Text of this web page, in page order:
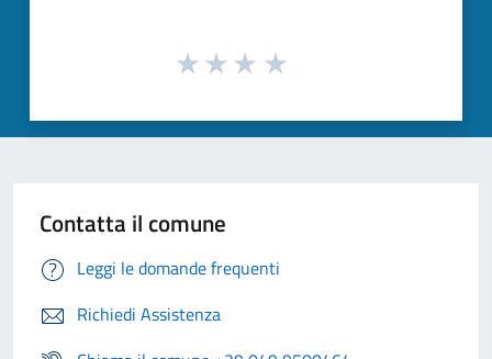
Contatta il comune
Leggi le domande frequenti
Richiedi Assistenza